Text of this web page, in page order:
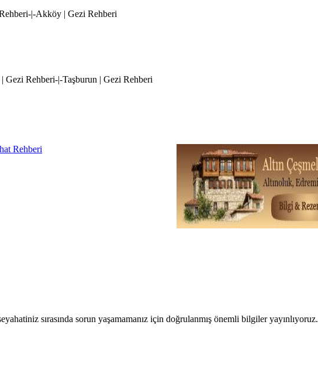
|-Akköy | Gezi Rehberi
Rehberi-|-Taşburun | Gezi Rehberi
sırasında sorun yaşamamanız için doğrulanmış önemli bilgiler yayınlıyoruz.